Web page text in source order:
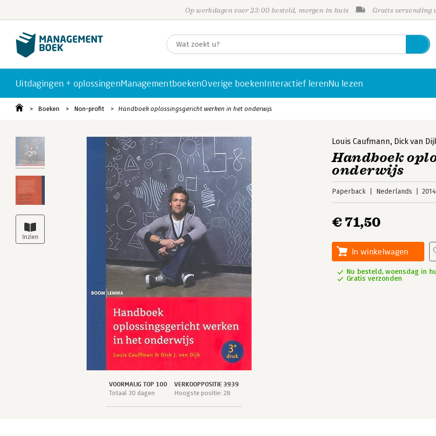
Op werkdagen voor 23:00 besteld, morgen in huis Gratis verzending
Uitdagingen + oplossingenManagementboekenOverige boekenInteractief lerenNu lezen
Boeken Non-profit Handboek oplossingsgericht werken in het onderwijs
VOORMALIG TOP 100
Totaal 30 dagen
VERKOOPPOSITIE 3939
Hoogste positie: 28
Louis Caufmann, Dick van
Handboek
onderwijs
Paperback Nederlands 2014
€ 71,50
In winkelwagen
Nu besteld, woensdag in
Gratis verzonden